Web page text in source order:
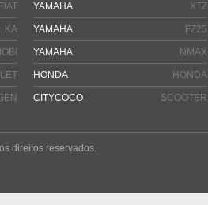
FIAT
KA
YAMAHA XTZ
YAMAHA FZ25
YAMAHA NMAX
HONDA HONDA
CITYCOCO SCOOTER
direitos reservados.